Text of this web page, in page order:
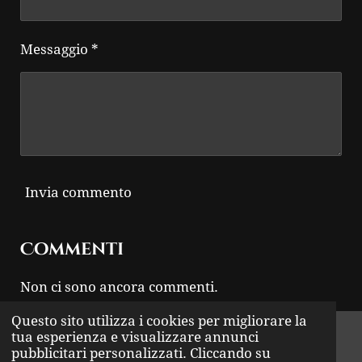
Questo sito utilizza i cookies per migliorare la
tua esperienza e visualizzare annunci
pubblicitari personalizzati. Cliccando su
Messaggio *
Invia commento
Commenti
Non ci sono ancora commenti.
© 2024 - 2026 THUNDER ROCK
Fornito daWebador